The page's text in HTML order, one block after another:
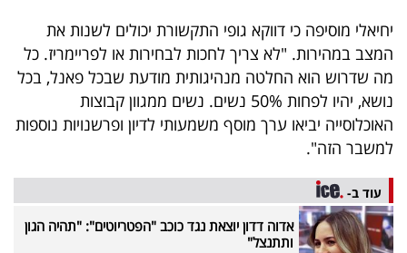
יחיאלי מוסיפה כי דווקא גופי התקשורת יכולים לשנות את
המצב במהירות. "לא צריך לחכות לבחירות או לפריימריז. כל
מה שדרוש הוא החלטה מנהיגותית מודעת שבכל פאנל, בכל
נושא, יהיו לפחות 50% נשים. נשים ממגוון קבוצות
האוכלוסייה יביאו ערך מוסף משמעותי לדיון ופרשנויות נוספות
למשבר הזה".
עוד ב-
אדוה דדון יוצאת נגד כוכב "הפטריוטים": "תהיה הגון
ותתנצל"